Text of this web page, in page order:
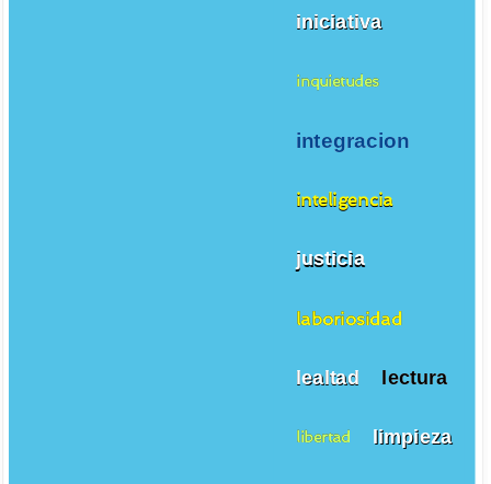
iniciativa
inquietudes
integracion
inteligencia
justicia
laboriosidad
lealtad lectura
libertad limpieza